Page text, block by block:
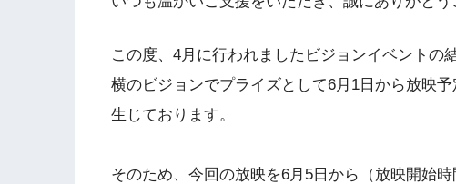
この度、4月に行われましたビジョンイベントの
横のビジョンでプライズとして6月1日から放映
生じております。
そのため、今回の放映を6月5日から（放映開始